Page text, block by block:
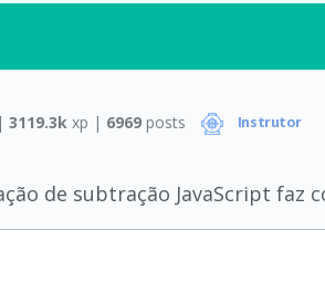
|3119.3k xp | 6969 posts Instrutor
de subtração JavaScript faz